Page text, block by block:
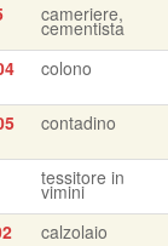
cameriere,
cementista
colono
contadino
tessitore in
vimini
calzolaio